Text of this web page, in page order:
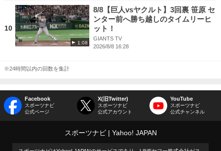
10
1:08
8/8【巨人vsヤクルト】3回裏 笹原 セ
ンター前へ勝ち越しのタイムリーヒ
ット！
GIANTS TV
2026/8/8 16:28
※24時間以内の回数を集計
Facebook
スポーツナビ
公式ページ
X(旧Twitter)
スポーツナビ
公式アカウント
YouTube
スポーツナビ
公式チャンネル
スポーツナビ Yahoo! JAPAN